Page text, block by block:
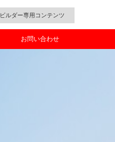
ビルダー専用コンテンツ
お問い合わせ